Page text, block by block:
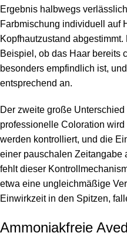
Ergebnis halbwegs
Farbmischung individuell auf
Kopfhautzustand
Beispiel, ob das Haar bereits
besonders empfindlich ist,
entsprechend an.
Der zweite große
professionelle Coloration
werden kontrolliert, und die
einer pauschalen Zeitangabe
fehlt dieser
etwa eine ungleichmäßige
Einwirkzeit in den Spitzen,
Ammoniakfreie